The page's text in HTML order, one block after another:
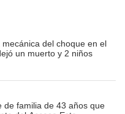
del choque en el
un muerto y 2 niños
de familia de 43 años que